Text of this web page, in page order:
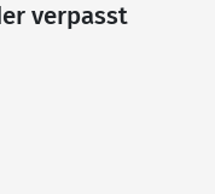
verpasst